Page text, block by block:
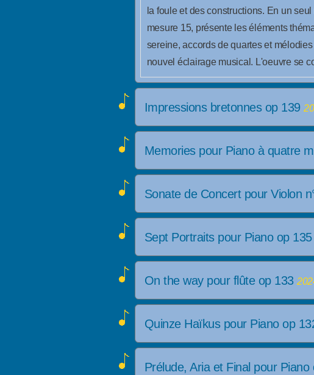
la foule et des constructions. En un
mesure 15, présente les éléments
sereine, accords de quartes et
nouvel éclairage musical. L'oeuvre se
Impressions bretonnes op 139
Memories pour Piano à quatre
Sonate de Concert pour Violon
Sept Portraits pour Piano op
On the way pour flûte op 133
Quinze Haïkus pour Piano op
Prélude, Aria et Final pour